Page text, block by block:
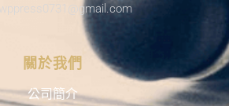
wppress0731@gmail.com
關於我們
公司簡介